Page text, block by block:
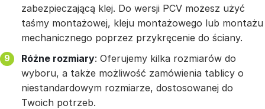
zabezpieczającą klej. Do wersji PCV możesz użyć
taśmy montażowej, kleju montażowego lub montażu
mechanicznego poprzez przykręcenie do ściany.
Różne rozmiary: Oferujemy kilka rozmiarów do
wyboru, a także możliwość zamówienia tablicy o
niestandardowym rozmiarze, dostosowanej do
Twoich potrzeb.